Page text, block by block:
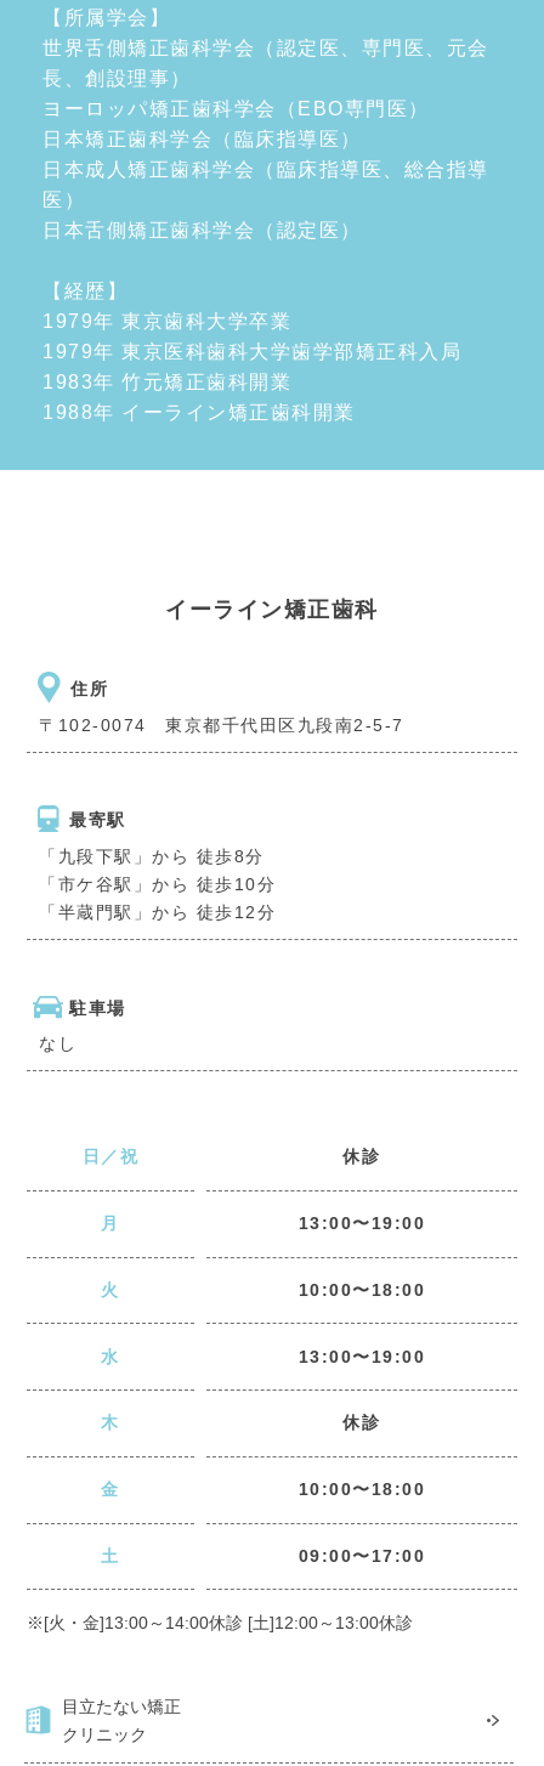
【所属学会】
世界舌側矯正歯科学会（認定医、専門医、元会
長、創設理事）
ヨーロッパ矯正歯科学会（EBO専門医）
日本矯正歯科学会（臨床指導医）
日本成人矯正歯科学会（臨床指導医、総合指導
医）
日本舌側矯正歯科学会（認定医）
【経歴】
1979年 東京歯科大学卒業
1979年 東京医科歯科大学歯学部矯正科入局
1983年 竹元矯正歯科開業
1988年 イーライン矯正歯科開業
イーライン矯正歯科
目立たない矯正
クリニック
住所
〒102-0074 東京都千代田区九段南2-5-7
最寄駅
「九段下駅」から 徒歩8分
「市ケ谷駅」から 徒歩10分
「半蔵門駅」から 徒歩12分
駐車場
なし
日／祝
月
火
水
木
金
土
休診
13:00〜19:00
10:00〜18:00
13:00〜19:00
休診
10:00〜18:00
09:00〜17:00
※[火・金]13:00～14:00休診 [土]12:00～13:00休診